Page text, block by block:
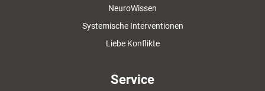
NeuroWissen
Systemische Interventionen
Liebe Konflikte
Service